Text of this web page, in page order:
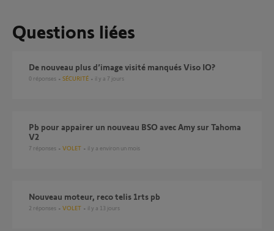
Questions liées
De nouveau plus d’image visité manqués Viso IO?
0 réponses SÉCURITÉ il y a 7 jours
Pb pour appairer un nouveau BSO avec Amy sur Tahoma
V2
7 réponses VOLET il y a environ un mois
Nouveau moteur, reco telis 1rts pb
2 réponses VOLET il y a 13 jours